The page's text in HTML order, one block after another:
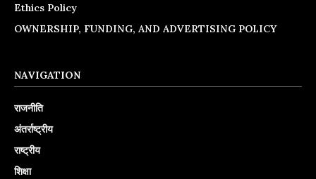
Ethics Policy
OWNERSHIP, FUNDING, AND ADVERTISING POLICY
NAVIGATION
राजनीति
अंतर्राष्ट्रीय
राष्ट्रीय
शिक्षा